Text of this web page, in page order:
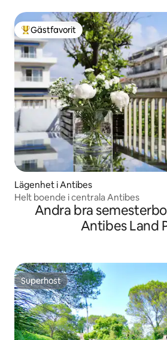
Populär gästfavorit
Gästfavorit
Lägenhet i Antibes
Helt boende i centrala Antibes
Andra bra
Antibes Land
Superhost
Superhost